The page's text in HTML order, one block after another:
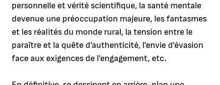
personnelle et vérité scientifique, la santé mentale
devenue une préoccupation majeure, les fantasmes
et les réalités du monde rural, la tension entre le
paraître et la quête d'authenticité, l'envie d'évasion
face aux exigences de l'engagement, etc.